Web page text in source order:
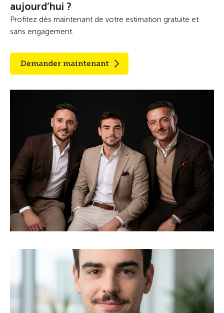
aujourd’hui ?
Profitez dès maintenant de votre estimation gratuite et
sans engagement.
Demander maintenant